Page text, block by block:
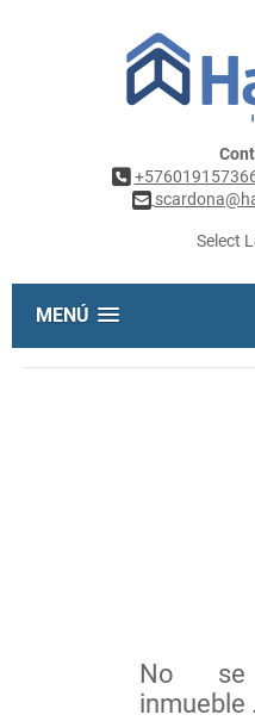
Select
MENÚ
No se
inmueble .